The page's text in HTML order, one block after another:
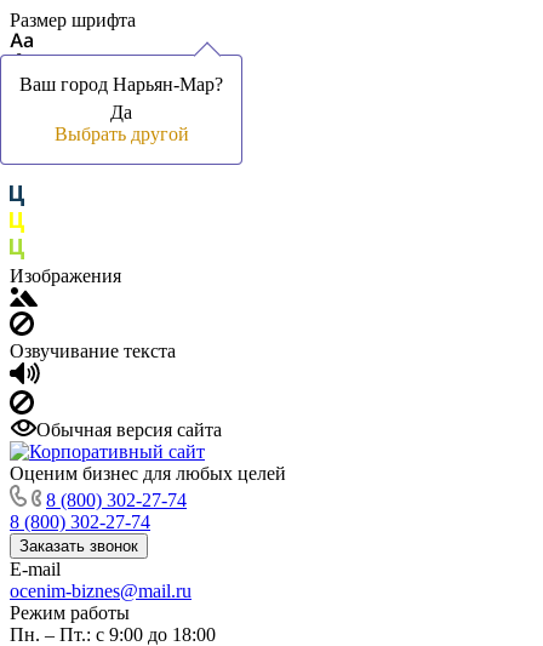
Размер шрифта
Цвет фона и шрифта
Изображения
Озвучивание текста
Обычная версия сайта
Оценим бизнес для любых целей
8 (800) 302-27-74
8 (800) 302-27-74
Заказать звонок
E-mail
ocenim-biznes@mail.ru
Режим работы
Пн. – Пт.: с 9:00 до 18:00
Ваш город Нарьян-Мар?
Да
Выбрать другой
Ваш город Нарьян-Мар?
Да
Выбрать другой